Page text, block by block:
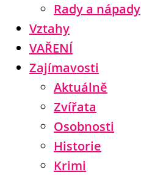
Rady a nápady
Vztahy
VAŘENÍ
Zajímavosti
Aktuálně
Zvířata
Osobnosti
Historie
Krimi